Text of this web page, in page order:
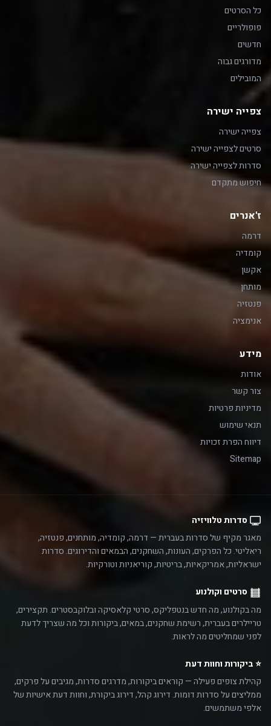
כל הסרטים
פופולריים
חדשים
מדורגים גבוה
המובילים
צפייה ישירה
צפייה ישירה
סרטים לצפייה ישירה
סדרות לצפייה ישירה
חיפוש מתקדם
ז'אנרים
דרמה
קומדיה
אקשן
מותחן
פנטזיה
אנימציה
מידע
אודות
צור קשר
מדיניות פרטיות
תנאי שימוש
דיווח הפרת זכויות
Sitemap
סדרות טלוויזיה
מאגר מקיף של סדרות בעברית — דרמה, קומדיה, מותחנים, פנטזיה,
ריאליטי. כל הפרקים, העונות, השחקנים, הבמאים והדירוגים. סדרות
ישראליות, אמריקאיות, בריטיות, קוריאניות וטורקיות.
סרטים וקולנוע
מה בקולנוע, מה חדש בנטפליקס, סרטי קלאסיקה ובלוקבסטרים. תקצירים,
טריילרים בעברית, רשימת שחקנים, במאים, ביקורות וכל מה שצריך לדעת
לפני שמחליטים מה לראות.
⭐ ביקורות וחוות דעת
קהילת צופים פעילה — קוראים ביקורות, מדרגים סדרות, מגיבים על פרקים,
ממליצים על סדרות דומות. דירוג קהל, דירוג ביקורת, וחוות דעת אישיות של
אלפי משתמשים.